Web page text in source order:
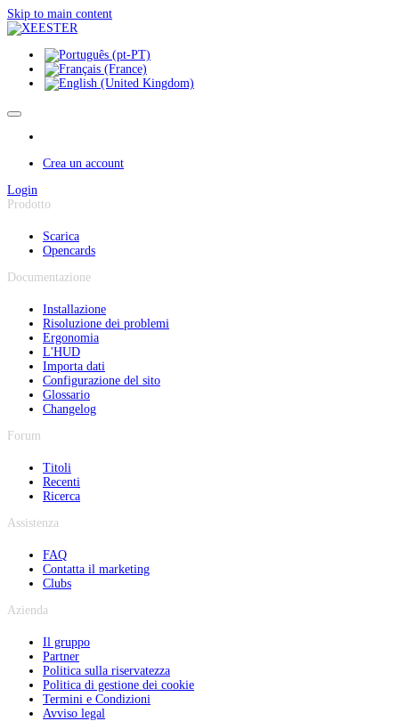
Skip to main content
Crea un account
Login
Prodotto
Scarica
Opencards
Documentazione
Installazione
Risoluzione dei problemi
Ergonomia
L'HUD
Importa dati
Configurazione del sito
Glossario
Changelog
Forum
Titoli
Recenti
Ricerca
Assistenza
FAQ
Contatta il marketing
Clubs
Azienda
Il gruppo
Partner
Politica sulla riservatezza
Politica di gestione dei cookie
Termini e Condizioni
Avviso legal
Pannello di gestione dei cookies